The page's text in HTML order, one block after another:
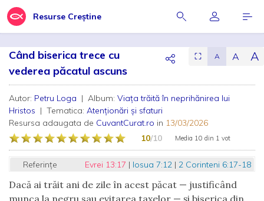
Resurse Creștine
Când biserica trece cu
vederea păcatul ascuns
⛶ A A A
Autor: Petru Loga | Album: Viața trăită în neprihănirea lui
Hristos | Tematica: Atenționări și sfaturi
Resursa adaugata de CuvantCurat.ro in 13/03/2026
10/10 Media 10 din 1 vot
Referințe Evrei 13:17 | Iosua 7:12 | 2 Corinteni 6:17-18
Dacă ai trăit ani de zile în acest păcat — justificând
munca la negru sau evitarea taxelor — și biserica din